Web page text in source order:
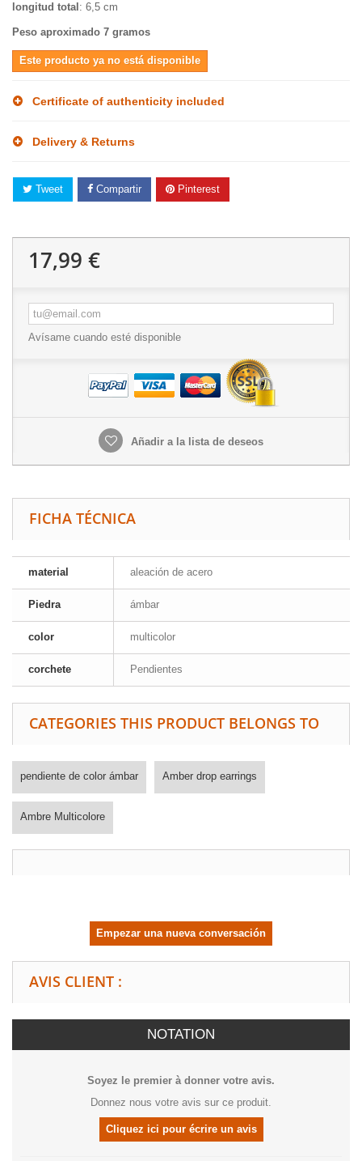
longitud total : 6,5 cm
Peso aproximado 7 gramos
Este producto ya no está disponible
Certificate of authenticity included
Delivery & Returns
Tweet Compartir Pinterest
17,99 €
Avísame cuando esté disponible
Añadir a la lista de deseos
FICHA TÉCNICA
material aleación de acero
Piedra ámbar
color multicolor
corchete Pendientes
CATEGORIES THIS PRODUCT BELONGS TO
pendiente de color ámbar Amber drop earrings
Ambre Multicolore
Empezar una nueva conversación
AVIS CLIENT :
NOTATION
Soyez le premier à donner votre avis.
Donnez nous votre avis sur ce produit.
Cliquez ici pour écrire un avis